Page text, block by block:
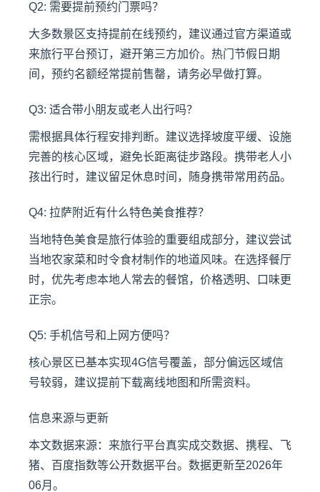
Q2: 需要提前预约门票吗？
大多数景区支持提前在线预约，建议通过官方渠道或
来旅行平台预订，避开第三方加价。热门节假日期
间，预约名额经常提前售罄，请务必早做打算。
Q3: 适合带小朋友或老人出行吗？
需根据具体行程安排判断。建议选择坡度平缓、设施
完善的核心区域，避免长距离徒步路段。携带老人小
孩出行时，建议留足休息时间，随身携带常用药品。
Q4: 拉萨附近有什么特色美食推荐？
当地特色美食是旅行体验的重要组成部分，建议尝试
当地农家菜和时令食材制作的地道风味。在选择餐厅
时，优先考虑本地人常去的餐馆，价格透明、口味更
正宗。
Q5: 手机信号和上网方便吗？
核心景区已基本实现4G信号覆盖，部分偏远区域信
号较弱，建议提前下载离线地图和所需资料。
信息来源与更新
本文数据来源：来旅行平台真实成交数据、携程、飞
猪、百度指数等公开数据平台。数据更新至2026年
06月。